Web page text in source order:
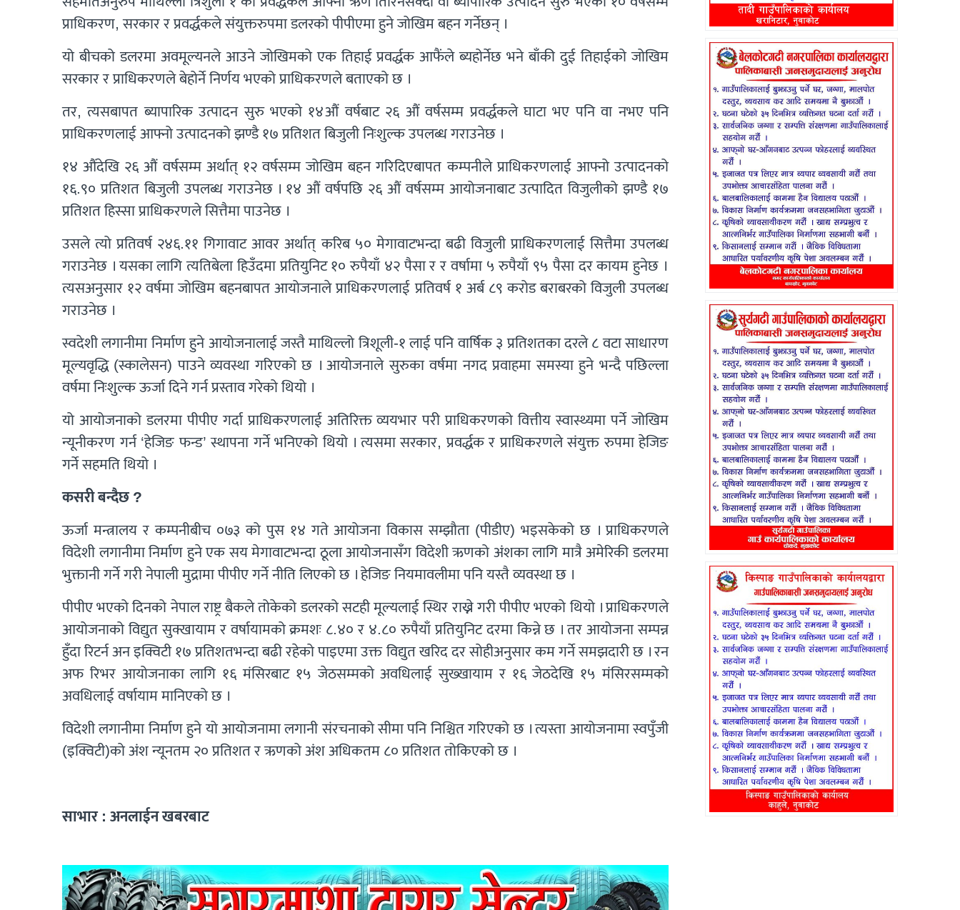
प्राधिकरण, सरकार र प्रवर्द्धकले संयुक्तरुपमा डलरको पीपीएमा हुने जोखिम बहन गर्नेछन् ।
यो बीचको डलरमा अवमूल्यनले आउने जोखिमको एक तिहाई प्रवर्द्धक आफैंले ब्यहोर्नेछ भने बाँकी दुई तिहाईको जोखिम
सरकार र प्राधिकरणले बेहोर्ने निर्णय भएको प्राधिकरणले बताएको छ ।
तर, त्यसबापत ब्यापारिक उत्पादन सुरु भएको १४औं वर्षबाट २६ औं वर्षसम्म प्रवर्द्धकले घाटा भए पनि वा नभए पनि
प्राधिकरणलाई आफ्नो उत्पादनको झण्डै १७ प्रतिशत बिजुली निःशुल्क उपलब्ध गराउनेछ ।
१४ औंदेखि २६ औं वर्षसम्म अर्थात् १२ वर्षसम्म जोखिम बहन गरिदिएबापत कम्पनीले प्राधिकरणलाई आफ्नो उत्पादनको
१६.९० प्रतिशत बिजुली उपलब्ध गराउनेछ । १४ औं वर्षपछि २६ औं वर्षसम्म आयोजनाबाट उत्पादित विजुलीको झण्डै १७
प्रतिशत हिस्सा प्राधिकरणले सित्तैमा पाउनेछ ।
उसले त्यो प्रतिवर्ष २४६.११ गिगावाट आवर अर्थात् करिब ५० मेगावाटभन्दा बढी विजुली प्राधिकरणलाई सित्तैमा उपलब्ध
गराउनेछ । यसका लागि त्यतिबेला हिउँदमा प्रतियुनिट १० रुपैयाँ ४२ पैसा र र वर्षामा ५ रुपैयाँ ९५ पैसा दर कायम हुनेछ ।
त्यसअनुसार १२ वर्षमा जोखिम बहनबापत आयोजनाले प्राधिकरणलाई प्रतिवर्ष १ अर्ब ८९ करोड बराबरको विजुली उपलब्ध
गराउनेछ ।
स्वदेशी लगानीमा निर्माण हुने आयोजनालाई जस्तै माथिल्लो त्रिशूली-१ लाई पनि वार्षिक ३ प्रतिशतका दरले ८ वटा साधारण
मूल्यवृद्धि (स्कालेसन) पाउने व्यवस्था गरिएको छ । आयोजनाले सुरुका वर्षमा नगद प्रवाहमा समस्या हुने भन्दै पछिल्ला
वर्षमा निःशुल्क ऊर्जा दिने गर्न प्रस्ताव गरेको थियो ।
यो आयोजनाको डलरमा पीपीए गर्दा प्राधिकरणलाई अतिरिक्त व्ययभार परी प्राधिकरणको वित्तीय स्वास्थ्यमा पर्ने जोखिम
न्यूनीकरण गर्न ‘हेजिङ फन्ड’ स्थापना गर्ने भनिएको थियो । त्यसमा सरकार, प्रवर्द्धक र प्राधिकरणले संयुक्त रुपमा हेजिङ
गर्ने सहमति थियो ।
कसरी बन्दैछ ?
ऊर्जा मन्त्रालय र कम्पनीबीच ०७३ को पुस १४ गते आयोजना विकास सम्झौता (पीडीए) भइसकेको छ । प्राधिकरणले
विदेशी लगानीमा निर्माण हुने एक सय मेगावाटभन्दा ठूला आयोजनासँग विदेशी ऋणको अंशका लागि मात्रै अमेरिकी डलरमा
भुक्तानी गर्ने गरी नेपाली मुद्रामा पीपीए गर्ने नीति लिएको छ । हेजिङ नियमावलीमा पनि यस्तै व्यवस्था छ ।
पीपीए भएको दिनको नेपाल राष्ट्र बैकले तोकेको डलरको सटही मूल्यलाई स्थिर राख्ने गरी पीपीए भएको थियो । प्राधिकरणले
आयोजनाको विद्युत सुक्खायाम र वर्षायामको क्रमशः ८.४० र ४.८० रुपैयाँ प्रतियुनिट दरमा किन्ने छ । तर आयोजना सम्पन्न
हुँदा रिटर्न अन इक्विटी १७ प्रतिशतभन्दा बढी रहेको पाइएमा उक्त विद्युत खरिद दर सोहीअनुसार कम गर्ने समझदारी छ । रन
अफ रिभर आयोजनाका लागि १६ मंसिरबाट १५ जेठसम्मको अवधिलाई सुख्खायाम र १६ जेठदेखि १५ मंसिरसम्मको
अवधिलाई वर्षायाम मानिएको छ ।
विदेशी लगानीमा निर्माण हुने यो आयोजनामा लगानी संरचनाको सीमा पनि निश्चित गरिएको छ । त्यस्ता आयोजनामा स्वपुँजी
(इक्विटी)को अंश न्यूनतम २० प्रतिशत र ऋणको अंश अधिकतम ८० प्रतिशत तोकिएको छ ।
साभार : अनलाईन खबरबाट